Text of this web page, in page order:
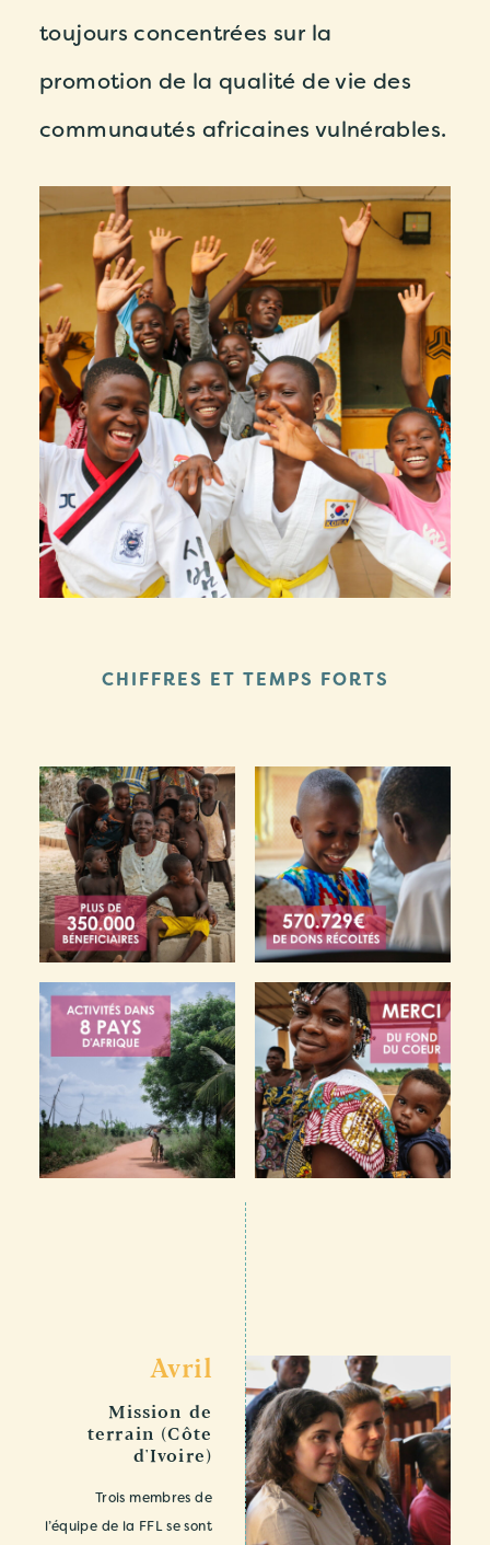
toujours concentrées sur la
promotion de la qualité de vie des
communautés africaines vulnérables.
CHIFFRES ET TEMPS FORTS
Avril
Mission de
terrain (Côte
d'Ivoire)
Trois membres de
l’équipe de la FFL se sont